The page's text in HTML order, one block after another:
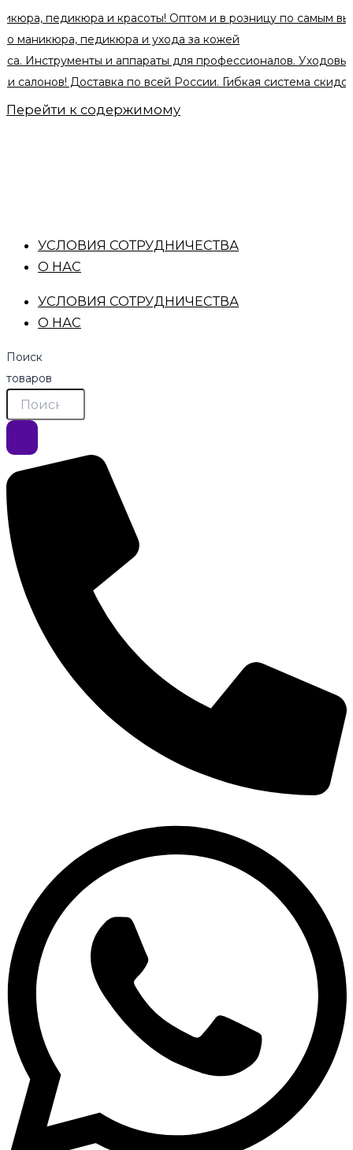
и красоты! Оптом и в розницу по самым выгодным
педикюра и ухода за кожей
и аппараты для профессионалов. Уходовые
Доставка по всей России. Гибкая система скидок при
Перейти к содержимому
УСЛОВИЯ СОТРУДНИЧЕСТВА
О НАС
УСЛОВИЯ СОТРУДНИЧЕСТВА
О НАС
Поиск
товаров